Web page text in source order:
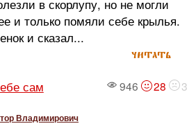
в скорлупу, но не могли
и только помяли себе крылья.
и сказал...
читать
946 28 3
сам
Владимирович